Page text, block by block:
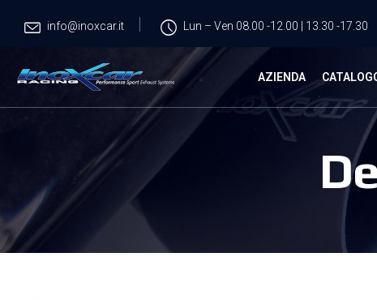
info@inoxcar.it Lun – Ven 08.00 -12.00 | 13.30 -17.30
AZIENDA